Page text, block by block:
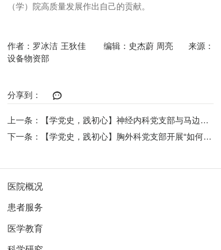
（学）院高质量发展作出自己的贡献。
作者：罗冰洁 王狄佳 编辑：史杰蔚 周亮 来源：
设备物资部
分享到：
上一条：【学党史，践初心】神经内科党支部与马边彝族自治县人民医院内外科党支...
下一条：【学党史，践初心】胸外科党支部开展“如何在党史教育中坚定四个自信”...
医院概况
患者服务
医学教育